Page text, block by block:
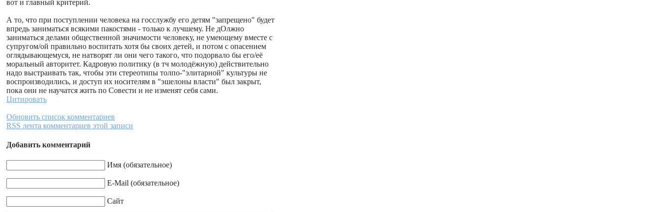
вот и главный критерий.
А то, что при поступлении человека на госслужбу его детям "запрещено" будет
впредь заниматься всякими пакостями - только к лучшему. Не дОлжно
заниматься делами общественной значимости человеку, не умеющему вместе с
супругом/ой правильно воспитать хотя бы своих детей, и потом с опасением
оглядывающемуся, не натворят ли они чего такого, что подорвало бы его/её
моральный авторитет. Кадровую политику (в тч молодёжную) действительно
надо выстраивать так, чтобы эти стереотипы толпо-"элитарной" культуры не
воспроизводились, и доступ их носителям в "эшелоны власти" был закрыт,
пока они не научатся жить по Совести и не изменят себя сами.
Цитировать
Обновить список комментариев
RSS лента комментариев этой записи
Добавить комментарий
Имя (обязательное)
E-Mail (обязательное)
Сайт